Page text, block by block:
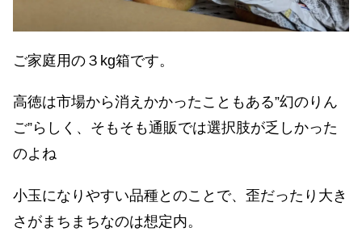
ご家庭用の３kg箱です。
高徳は市場から消えかかったこともある”幻のりん
ご”らしく、そもそも通販では選択肢が乏しかった
のよね
小玉になりやすい品種とのことで、歪だったり大き
さがまちまちなのは想定内。